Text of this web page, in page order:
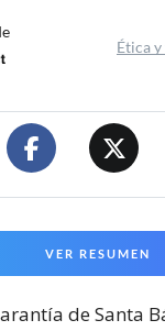
Ética
VER RESUMEN
de Santa